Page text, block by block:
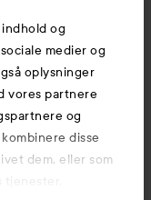
og
medier og
oplysninger
vores partnere
og
disse
dem, eller som